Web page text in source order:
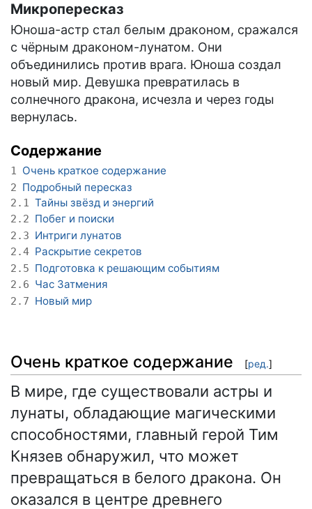
Микропересказ
Юноша-астр стал белым драконом, сражался
с чёрным драконом-лунатом. Они
объединились против врага. Юноша создал
новый мир. Девушка превратилась в
солнечного дракона, исчезла и через годы
вернулась.
Содержание
1 Очень краткое содержание
2 Подробный пересказ
2.1 Тайны звёзд и энергий
2.2 Побег и поиски
2.3 Интриги лунатов
2.4 Раскрытие секретов
2.5 Подготовка к решающим событиям
2.6 Час Затмения
2.7 Новый мир
Очень краткое содержание [ред.]
В мире, где существовали астры и
лунаты, обладающие магическими
способностями, главный герой Тим
Князев обнаружил, что может
превращаться в белого дракона. Он
оказался в центре древнего